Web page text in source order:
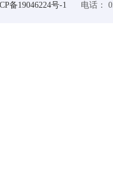
备19046224号-1 电话：